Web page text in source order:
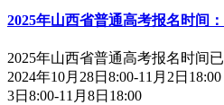
2025年山西省普通高考报名时间
2025年山西省普通高考报名时间
2024年10月28日8:00-11月2日
3日8:00-11月8日18:00